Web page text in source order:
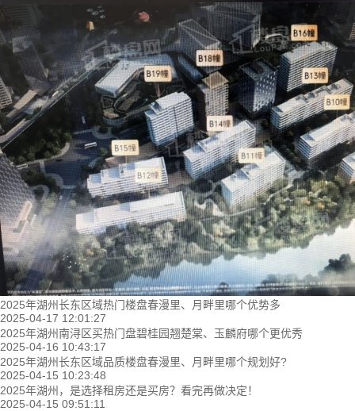
2025年湖州长东区域热门楼盘春漫里、月畔里哪个优势多
2025-04-17 12:01:27
2025年湖州南浔区买热门盘碧桂园翘楚棠、玉麟府哪个更优秀
2025-04-16 10:43:17
2025年湖州长东区域品质楼盘春漫里、月畔里哪个规划好?
2025-04-15 10:23:48
2025年湖州，是选择租房还是买房？看完再做决定！
2025-04-15 09:51:11